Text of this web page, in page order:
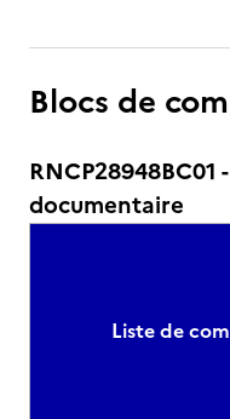
Blocs de
documentaire
Liste de